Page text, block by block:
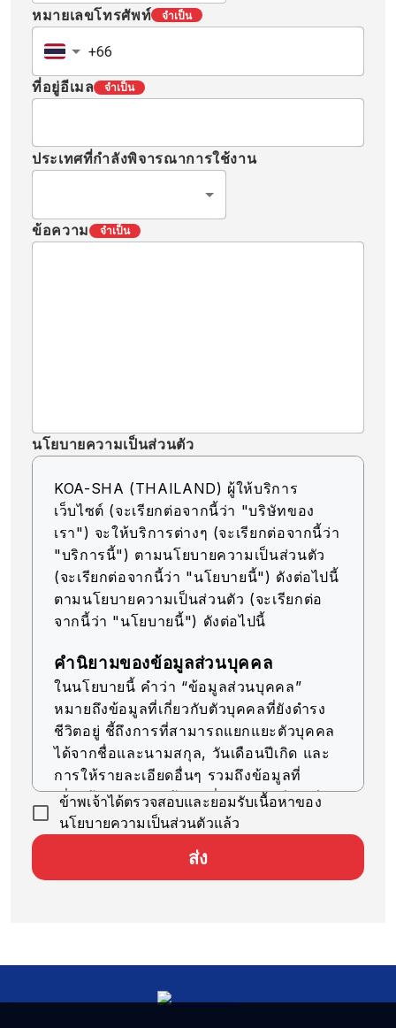
หมายเลขโทรศัพท์ จำเป็น
ที่อยู่อีเมล จำเป็น
ประเทศที่กำลังพิจารณาการใช้งาน
ข้อความ จำเป็น
นโยบายความเป็นส่วนตัว
KOA-SHA (THAILAND) ผู้ให้บริการ
เว็บไซต์ (จะเรียกต่อจากนี้ว่า "บริษัทของ
เรา") จะให้บริการต่างๆ (จะเรียกต่อจากนี้ว่า
"บริการนี้") ตามนโยบายความเป็นส่วนตัว
(จะเรียกต่อจากนี้ว่า "นโยบายนี้") ดังต่อไปนี้
ตามนโยบายความเป็นส่วนตัว (จะเรียกต่อ
จากนี้ว่า "นโยบายนี้") ดังต่อไปนี้
คำนิยามของข้อมูลส่วนบุคคล
ในนโยบายนี้ คำว่า “ข้อมูลส่วนบุคคล”
หมายถึงข้อมูลที่เกี่ยวกับตัวบุคคลที่ยังดำรง
ชีวิตอยู่ ชี้ถึงการที่สามารถแยกแยะตัวบุคคล
ได้จากชื่อและนามสกุล, วันเดือนปีเกิด และ
การให้รายละเอียดอื่นๆ รวมถึงข้อมูลที่
เกี่ยวข้อง (รวมถึงข้อมูลที่สามารถเทียบเคียง
กับข้อมูลอื่นๆ ได้ง่าย ซึ่งจะช่วยให้สามารถ
การรับข้อมูลส่วนบุคคล
การใช้ข้อมูลส่วนบุคคล
บริษัทของเราจะใช้ข้อมูลส่วนบุคคลตราบ
ข้าพเจ้าได้ตรวจสอบและยอมรับเนื้อหาของ
นโยบายความเป็นส่วนตัวแล้ว
ส่ง